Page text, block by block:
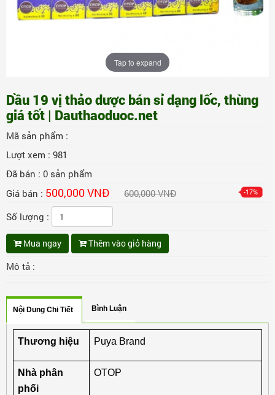
Tap to expand
Dầu 19 vị thảo dược bán sỉ dạng lốc, thùng
giá tốt | Dauthaoduoc.net
Mã sản phẩm :
Lượt xem : 981
Đã bán : 0 sản phẩm
Giá bán : 500,000 VNĐ 600,000 VNĐ -17%
Số lượng :
Mua ngay Thêm vào giỏ hàng
Mô tả :
Nội Dung Chi Tiết Bình Luận
Thương hiệu Puya Brand
Nhà phân
phối
OTOP